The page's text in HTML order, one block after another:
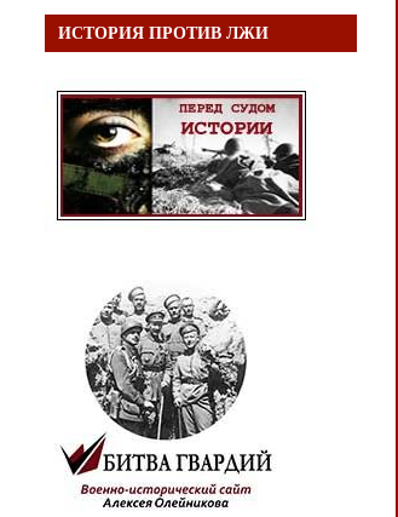
ИСТОРИЯ ПРОТИВ ЛЖИ